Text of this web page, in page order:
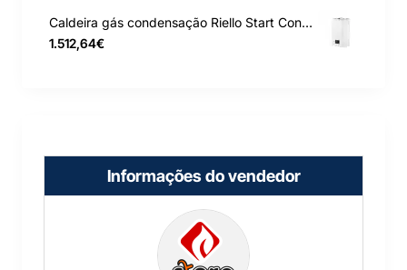
Caldeira gás condensação Riello Start Condens 25 IS GN
1.512,64€
Informações do vendedor